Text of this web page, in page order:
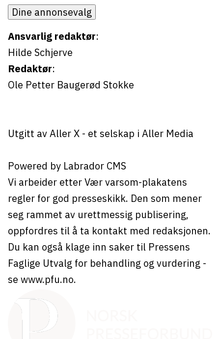
Dine annonsevalg
Ansvarlig redaktør:
Hilde Schjerve
Redaktør:
Ole Petter Baugerød Stokke
Utgitt av Aller X- et selskap i Aller Media
Powered by Labrador CMS
Vi arbeider etter Vær varsom-plakatens
regler for god presseskikk. Den som mener
seg rammet av urettmessig publisering,
oppfordres til å ta kontakt med redaksjonen.
Du kan også klage inn saker til Pressens
Faglige Utvalg for behandling og vurdering -
se www.pfu.no.